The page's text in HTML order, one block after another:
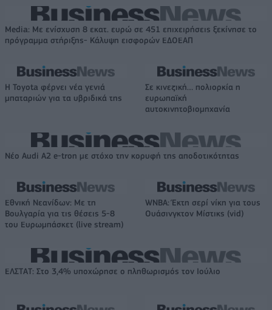
Media: Με ενίσχυση 8 εκατ. ευρώ σε 451 επιχειρήσεις ξεκίνησε το
πρόγραμμα στήριξης- Κάλυψη εισφορών ΕΔΟΕΑΠ
Η Toyota φέρνει νέα γενιά
μπαταριών για τα υβριδικά της
Σε κινεζική… πολιορκία η
ευρωπαϊκή
αυτοκινητοβιομηχανία
Νέο Audi A2 e-tron με στόχο την κορυφή της αποδοτικότητας
Εθνική Νεανίδων: Με τη
Βουλγαρία για τις θέσεις 5-8
του Ευρωμπάσκετ (live stream)
WNBA: Έκτη σερί νίκη για τους
Ουάσινγκτον Μίστικς (vid)
ΕΛΣΤΑΤ: Στο 3,4% υποχώρησε ο πληθωρισμός τον Ιούλιο